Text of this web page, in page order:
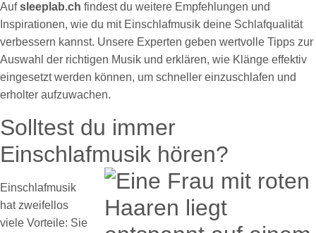
Aufsleeplab.ch findest du weitere Empfehlungen und
Inspirationen, wie du mit Einschlafmusik deine Schlafqualität
verbessern kannst. Unsere Experten geben wertvolle Tipps zur
Auswahl der richtigen Musik und erklären, wie Klänge effektiv
eingesetzt werden können, um schneller einzuschlafen und
erholter aufzuwachen.
Solltest du immer
Einschlafmusik hören?
Einschlafmusik
hat zweifellos
viele Vorteile: Sie